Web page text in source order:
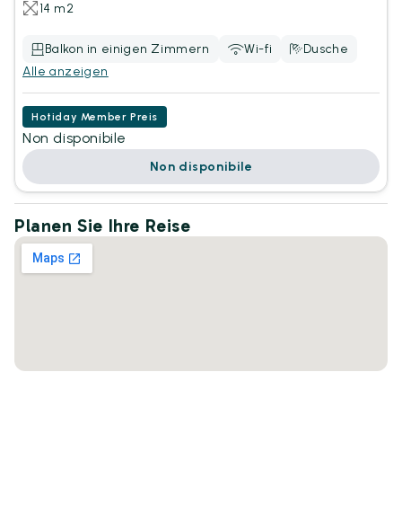
14 m2
Balkon in einigen Zimmern Wi-fi
Dusche
Alle anzeigen
Hotiday Member Preis
Non disponibile
Non disponibile
Planen Sie Ihre Reise